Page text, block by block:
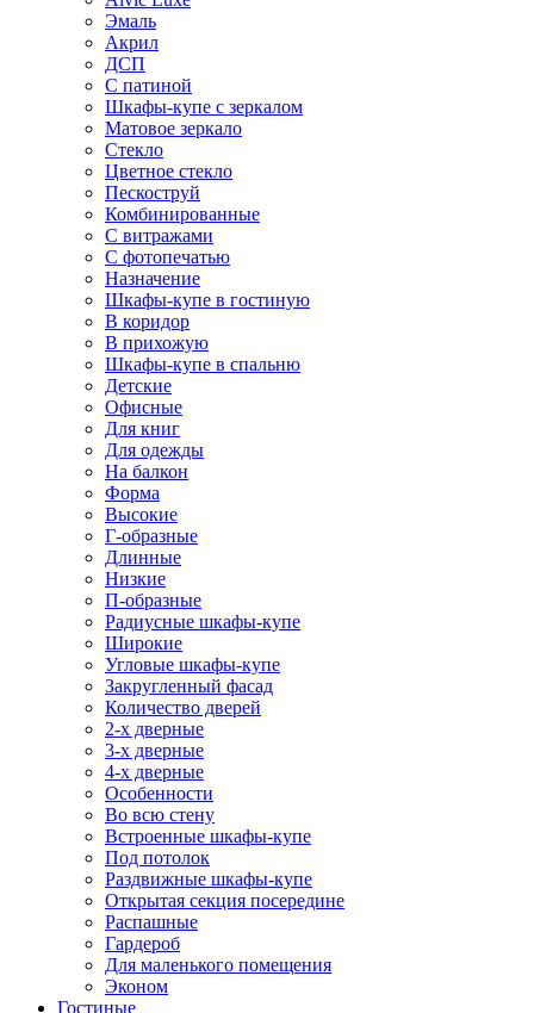
Эмаль
Акрил
ДСП
С патиной
Шкафы-купе с зеркалом
Матовое зеркало
Стекло
Цветное стекло
Пескоструй
Комбинированные
С витражами
С фотопечатью
Назначение
Шкафы-купе в гостиную
В коридор
В прихожую
Шкафы-купе в спальню
Детские
Офисные
Для книг
Для одежды
На балкон
Форма
Высокие
Г-образные
Длинные
Низкие
П-образные
Радиусные шкафы-купе
Широкие
Угловые шкафы-купе
Закругленный фасад
Количество дверей
2-х дверные
3-х дверные
4-х дверные
Особенности
Во всю стену
Встроенные шкафы-купе
Под потолок
Раздвижные шкафы-купе
Открытая секция посередине
Распашные
Гардероб
Для маленького помещения
Эконом
Гостиные